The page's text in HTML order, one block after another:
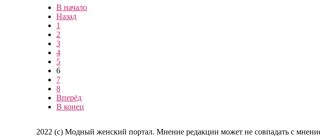
В начало
Назад
1
2
3
4
5
6
7
8
Вперёд
В конец
2022 (c) Модный женский портал. Мнение редакции может не совпадать с